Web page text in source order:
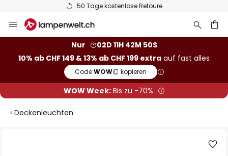
50 Tage kostenlose Retoure
Inhalt
Nur
02D 11H 42M 50S
10% ab CHF 149 & 13% ab CHF 199 extra auf fast alles
Code:WOW kopieren
WOW Week:Bis zu -70%
Deckenleuchten